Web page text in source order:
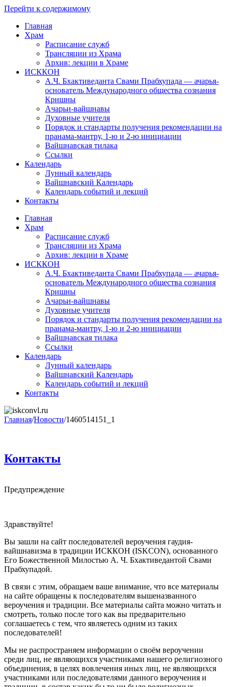
Перейти к содержимому
Главная
Храм
Расписание служб
Трансляции из Храма
Архив: лекции в Храме
ИСККОН
А.Ч. Бхактиведанта Свами Прабхупада — ачарья-
основатель Международного общества сознания
Кришны
Ачарьи-вайшнавы
Духовные учителя
Порядок и стандарты получения рекомендации на
пранама-мантру, 1-ю и 2-ю инициации
Вайшнавская тилака
Ссылки
Календарь
Лунный календарь
Вайшнавский Календарь
Календарь событий и лекций
Контакты
Главная
Храм
Расписание служб
Трансляции из Храма
Архив: лекции в Храме
ИСККОН
А.Ч. Бхактиведанта Свами Прабхупада — ачарья-
основатель Международного общества сознания
Кришны
Ачарьи-вайшнавы
Духовные учителя
Порядок и стандарты получения рекомендации на
пранама-мантру, 1-ю и 2-ю инициации
Вайшнавская тилака
Ссылки
Календарь
Лунный календарь
Вайшнавский Календарь
Календарь событий и лекций
Контакты
Главная/Новости/1460514151_1
Контакты
Предупреждение
Здравствуйте!
Вы зашли на сайт последователей вероучения гаудия-
вайшнавизма в традиции ИСККОН (ISKCON), основанного
Его Божественной Милостью А. Ч. Бхактиведантой Свами
Прабхупадой.
В связи с этим, обращаем ваше внимание, что все материалы
на сайте обращены к последователям вышеназванного
вероучения и традиции. Все материалы сайта можно читать и
смотреть, только после того как вы предварительно
соглашаетесь с тем, что являетесь одним из таких
последователей!
Мы не распространяем информации о своём вероучении
среди лиц, не являющихся участниками нашего религиозного
объединения, в целях вовлечения иных лиц, не являющихся
участниками или последователями данного вероучения и